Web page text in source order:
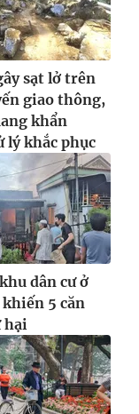
có sự chấp
phát hành lại
sạt lở trên
giao thông,
khẩn
lý khắc phục
dân cư ở
5 căn
hại